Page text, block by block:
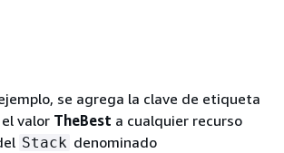
se agrega la clave de etiqueta
valor TheBest a cualquier recurso
Stack denominado